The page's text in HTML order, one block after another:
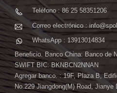
Teléfono : 86 25 58351206
Correo electrónico :
WhatsApp : 13913014834
Beneficio. Banco China: Banco de
SWIFT BIC: BKNBCN2NNAN
Agregar banco. : 19F, Plaza B,
No.229 Jiangdong(M) Road,